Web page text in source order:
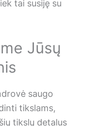
tai susiję su
Jūsų
saugo
tikslams,
tikslų detalus